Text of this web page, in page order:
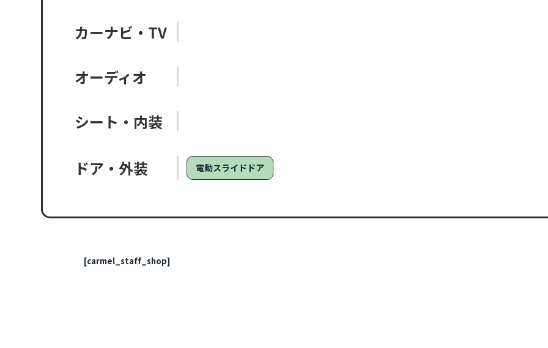
カーナビ・TV
オーディオ
シート・内装
ドア・外装 電動スライドドア
[carmel_staff_shop]